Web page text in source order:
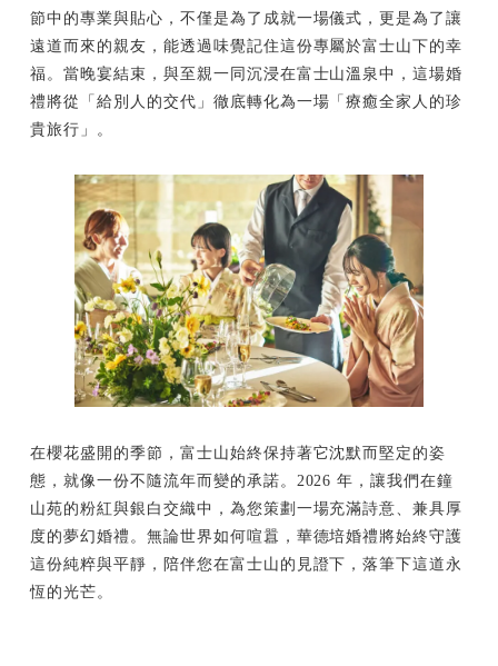
節中的專業與貼心，不僅是為了成就一場儀式，更是為了讓
遠道而來的親友，能透過味覺記住這份專屬於富士山下的幸
福。當晚宴結束，與至親一同沉浸在富士山溫泉中，這場婚
禮將從「給別人的交代」徹底轉化為一場「療癒全家人的珍
貴旅行」。
在櫻花盛開的季節，富士山始終保持著它沈默而堅定的姿
態，就像一份不隨流年而變的承諾。2026 年，讓我們在鐘
山苑的粉紅與銀白交織中，為您策劃一場充滿詩意、兼具厚
度的夢幻婚禮。無論世界如何喧囂，華德培婚禮將始終守護
這份純粹與平靜，陪伴您在富士山的見證下，落筆下這道永
恆的光芒。